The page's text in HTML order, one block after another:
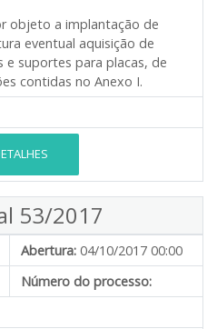
objeto a implantação de
eventual aquisição de
e suportes para placas, de
contidas no Anexo I.
53/2017
Abertura: 04/10/2017 00:00
Número do processo: